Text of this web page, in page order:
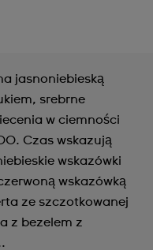
jasnoniebieską
srebrne
w ciemności
Czas wskazują
wskazówki
wskazówką
ze szczotkowanej
z bezelem z